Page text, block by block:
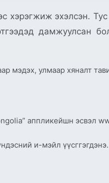
эхэлсэн. Тус
дамжуулсан
мэдэх, улмаар хяналт
аппликейшн эсвэл
и-мэйл